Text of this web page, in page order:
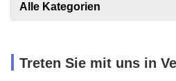
Alle Kategorien
Treten Sie mit uns in